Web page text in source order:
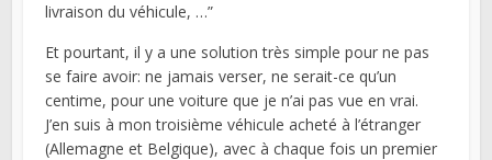
livraison du véhicule, …”
Et pourtant, il y a une solution très simple pour ne pas
se faire avoir: ne jamais verser, ne serait-ce qu’un
centime, pour une voiture que je n’ai pas vue en vrai.
J’en suis à mon troisième véhicule acheté à l’étranger
(Allemagne et Belgique), avec à chaque fois un premier